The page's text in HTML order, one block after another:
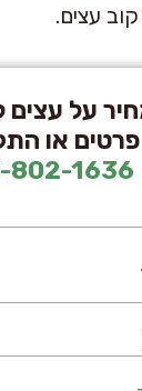
על עצים
פרטים או
802-1636